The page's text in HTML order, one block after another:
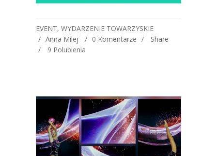
EVENT, WYDARZENIE TOWARZYSKIE
Anna Milej
0 Komentarze
Share
9 Polubienia